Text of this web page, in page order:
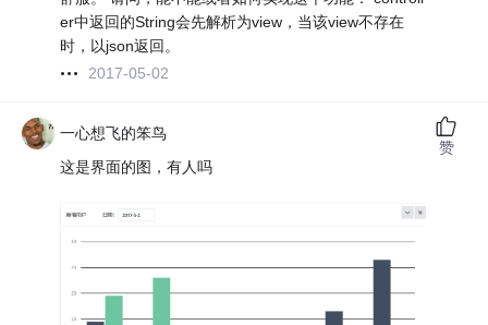
er中返回的String会先解析为view，当该view不存在
时，以json返回。
2017-05-02
一心想飞的笨鸟
这是界面的图，有人吗
赞